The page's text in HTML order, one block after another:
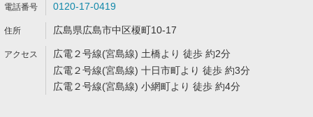
0120-17-0419
広島県広島市中区榎町10-17
広電２号線(宮島線) 土橋より 徒歩 約2分
広電２号線(宮島線) 十日市町より 徒歩 約3分
広電２号線(宮島線) 小網町より 徒歩 約4分